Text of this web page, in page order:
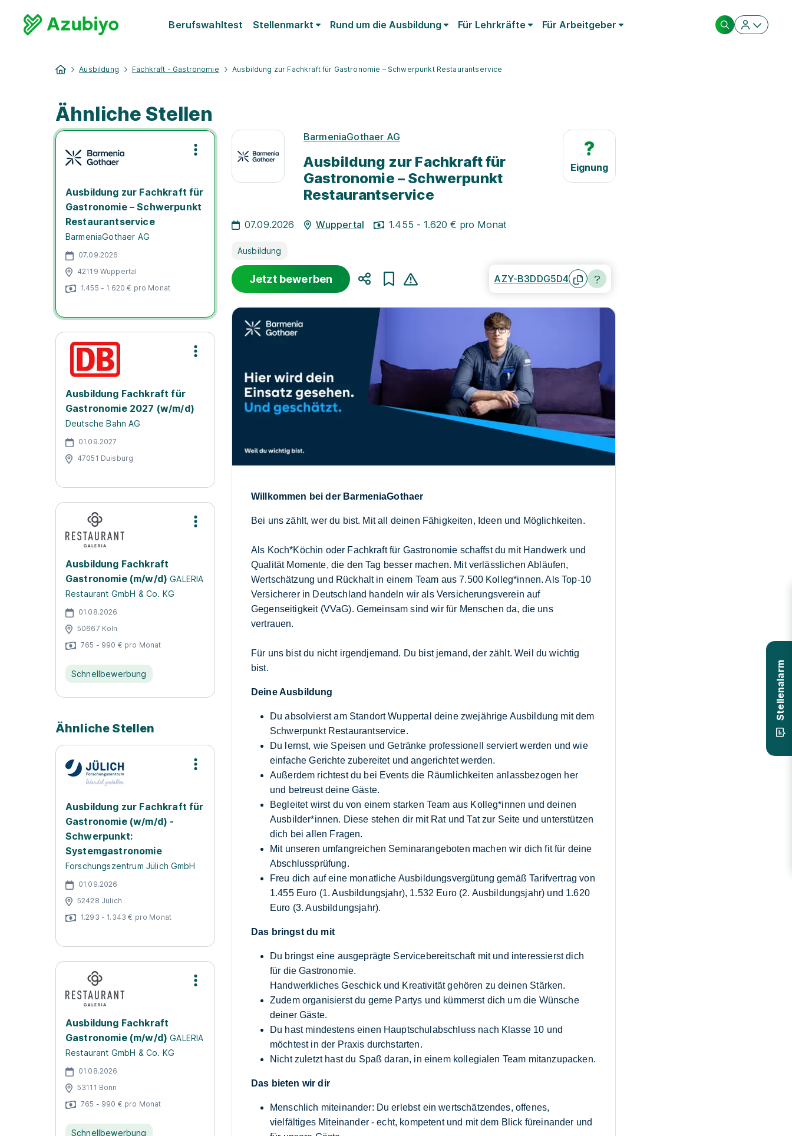
Berufswahltest Stellenmarkt Rund um die Ausbildung Für Lehrkräfte Für Arbeitgeber
Ausbildung Fachkraft - Gastronomie Ausbildung zur Fachkraft für Gastronomie – Schwerpunkt Restaurantservice
Ähnliche Stellen
Ausbildung zur Fachkraft für
Gastronomie – Schwerpunkt
Restaurantservice
BarmeniaGothaer AG
07.09.2026
42119 Wuppertal
1.455 - 1.620 € pro Monat
Ausbildung Fachkraft für
Gastronomie 2027 (w/m/d)
Deutsche Bahn AG
01.09.2027
47051 Duisburg
Ausbildung Fachkraft
Gastronomie (m/w/d) GALERIA
Restaurant GmbH & Co. KG
01.08.2026
50667 Köln
765 - 990 € pro Monat
Schnellbewerbung
Ähnliche Stellen
Ausbildung zur Fachkraft für
Gastronomie (w/m/d) -
Schwerpunkt:
Systemgastronomie
Forschungszentrum Jülich GmbH
01.09.2026
52428 Jülich
1.293 - 1.343 € pro Monat
Ausbildung Fachkraft
Gastronomie (m/w/d) GALERIA
Restaurant GmbH & Co. KG
01.08.2026
53111 Bonn
765 - 990 € pro Monat
Schnellbewerbung
?
Eignung
BarmeniaGothaer AG
Ausbildung zur Fachkraft für
Gastronomie – Schwerpunkt
Restaurantservice
07.09.2026 Wuppertal 1.455 - 1.620 € pro Monat
Ausbildung
Jetzt bewerben AZY-B3DDG5D4
Willkommen bei der BarmeniaGothaer
Bei uns zählt, wer du bist. Mit all deinen Fähigkeiten, Ideen und Möglichkeiten.
Als Koch*Köchin oder Fachkraft für Gastronomie schaffst du mit Handwerk und
Qualität Momente, die den Tag besser machen. Mit verlässlichen Abläufen,
Wertschätzung und Rückhalt in einem Team aus 7.500 Kolleg*innen. Als Top-10
Versicherer in Deutschland handeln wir als Versicherungsverein auf
Gegenseitigkeit (VVaG). Gemeinsam sind wir für Menschen da, die uns
vertrauen.
Für uns bist du nicht irgendjemand. Du bist jemand, der zählt. Weil du wichtig
bist.
Deine Ausbildung
Du absolvierst am Standort Wuppertal deine zwejährige Ausbildung mit dem
Schwerpunkt Restaurantservice.
Du lernst, wie Speisen und Getränke professionell serviert werden und wie
einfache Gerichte zubereitet und angerichtet werden.
Außerdem richtest du bei Events die Räumlichkeiten anlassbezogen her
und betreust deine Gäste.
Begleitet wirst du von einem starken Team aus Kolleg*innen und deinen
Ausbilder*innen. Diese stehen dir mit Rat und Tat zur Seite und unterstützen
dich bei allen Fragen.
Mit unseren umfangreichen Seminarangeboten machen wir dich fit für deine
Abschlussprüfung.
Freu dich auf eine monatliche Ausbildungsvergütung gemäß Tarifvertrag von
1.455 Euro (1. Ausbildungsjahr), 1.532 Euro (2. Ausbildungsjahr) und 1.620
Euro (3. Ausbildungsjahr).
Das bringst du mit
Du bringst eine ausgeprägte Servicebereitschaft mit und interessierst dich
für die Gastronomie.
Handwerkliches Geschick und Kreativität gehören zu deinen Stärken.
Zudem organisierst du gerne Partys und kümmerst dich um die Wünsche
deiner Gäste.
Du hast mindestens einen Hauptschulabschluss nach Klasse 10 und
möchtest in der Praxis durchstarten.
Nicht zuletzt hast du Spaß daran, in einem kollegialen Team mitanzupacken.
Das bieten wir dir
Menschlich miteinander: Du erlebst ein wertschätzendes, offenes,
vielfältiges Miteinander - echt, kompetent und mit dem Blick füreinander und
Stellenalarm